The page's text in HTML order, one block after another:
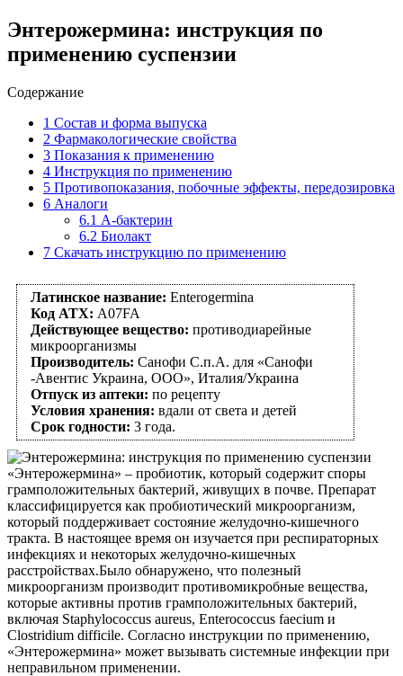
Энтерожермина: инструкция по
применению суспензии
Содержание
1 Состав и форма выпуска
2 Фармакологические свойства
3 Показания к применению
4 Инструкция по применению
5 Противопоказания, побочные эффекты, передозировка
6 Аналоги
6.1 А-бактерин
6.2 Биолакт
7 Скачать инструкцию по применению
Латинское название: Enterogermina
Код АТХ: A07FA
Действующее вещество: противодиарейные
микроорганизмы
Производитель: Санофи С.п.А. для «Санофи
-Авентис Украина, ООО», Италия/Украина
Отпуск из аптеки: по рецепту
Условия хранения: вдали от света и детей
Срок годности: 3 года.
«Энтерожермина» – пробиотик, который содержит споры
грамположительных бактерий, живущих в почве. Препарат
классифицируется как пробиотический микроорганизм,
который поддерживает состояние желудочно-кишечного
тракта. В настоящее время он изучается при респираторных
инфекциях и некоторых желудочно-кишечных
расстройствах.Было обнаружено, что полезный
микроорганизм производит противомикробные вещества,
которые активны против грамположительных бактерий,
включая Staphylococcus aureus, Enterococcus faecium и
Clostridium difficile. Согласно инструкции по применению,
«Энтерожермина» может вызывать системные инфекции при
неправильном применении.